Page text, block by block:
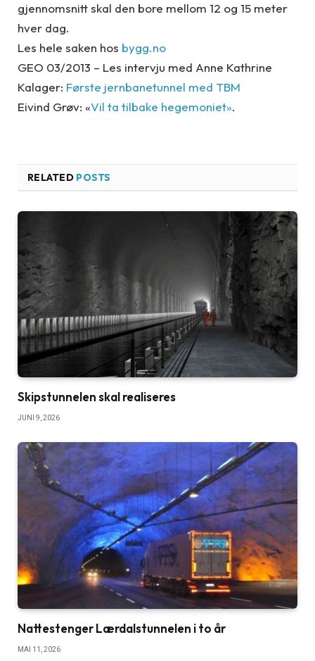
gjennomsnitt skal den bore mellom 12 og 15 meter
hver dag.
Les hele saken hos bygg.no
GEO 03/2013 – Les intervju med Anne Kathrine
Kalager: Første jernbanetunnel med TBM
Eivind Grøv: «Vil ta tilbake hegemoniet».
RELATED POSTS
Skipstunnelen skal realiseres
JUNI 9, 2026
Nattestenger Lærdalstunnelen i to år
MAI 11, 2026